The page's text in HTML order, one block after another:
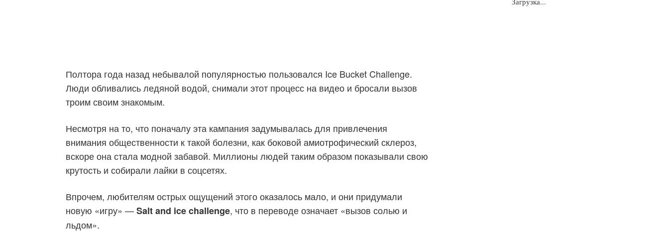
Полтора года назад небывалой популярностью пользовался Ice Bucket Challenge.
Люди обливались ледяной водой, снимали этот процесс на видео и бросали вызов
троим своим знакомым.
Несмотря на то, что поначалу эта кампания задумывалась для привлечения
внимания общественности к такой болезни, как боковой амиотрофический склероз,
вскоре она стала модной забавой. Миллионы людей таким образом показывали свою
крутость и собирали лайки в соцсетях.
Впрочем, любителям острых ощущений этого оказалось мало, и они придумали
новую «игру» —Salt and ice challenge, что в переводе означает «вызов солью и
льдом».